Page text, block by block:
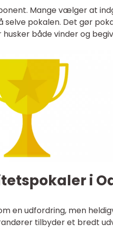
Mange vælger at
pokalen. Det gør
både vinder og
i
en udfordring, men
tilbyder et bredt